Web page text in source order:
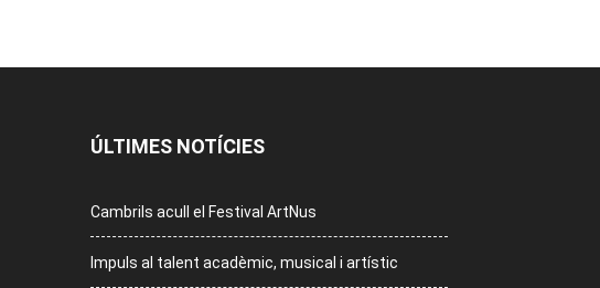
ÚLTIMES NOTÍCIES
Cambrils acull el Festival ArtNus
Impuls al talent acadèmic, musical i artístic